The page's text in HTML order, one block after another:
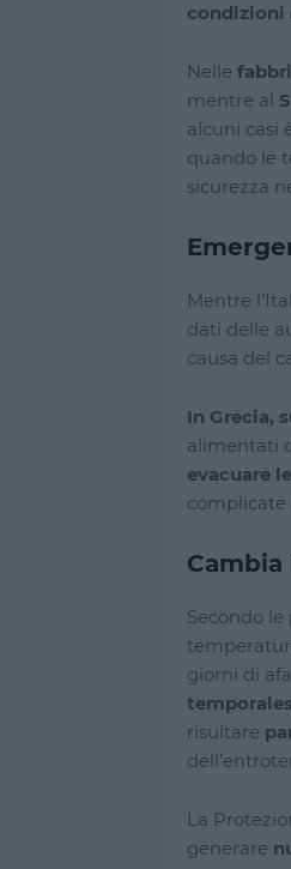
condizioni
Nelle
mentre al
alcuni casi
quando le
sicurezza
Mentre
dati delle
causa del
In Grecia,
alimentati
evacuare
complicate
Secondo
giorni di
risultare
La
generare